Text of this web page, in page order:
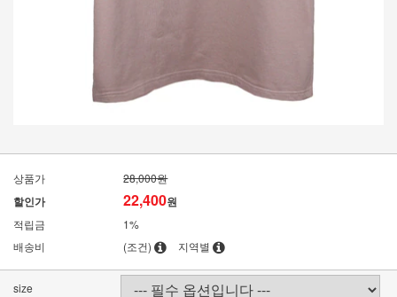
상품가 28,000원
할인가 22,400원
적립금
1%
배송비
(조건) 지역별
size